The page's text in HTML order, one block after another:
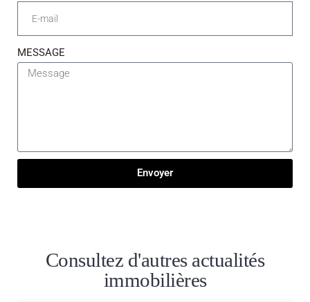
MESSAGE
Envoyer
Consultez d'autres actualités
immobilières